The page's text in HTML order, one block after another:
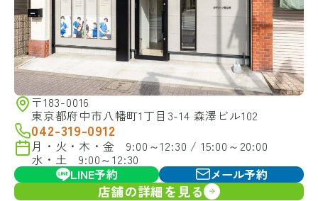
〒183-0016
東京都府中市八幡町1丁目3-14 森澤ビル102
042-319-0912
月・火・木・金 9:00～12:30 / 15:00～20:00
水・土 9:00～12:30
LINE予約
メール予約
店舗の詳細を見る